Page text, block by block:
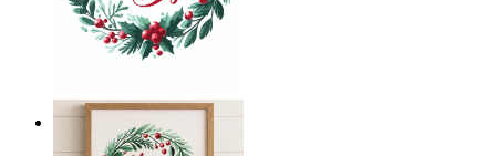
Julhälsning i krans